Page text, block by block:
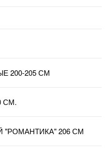
200-205 СМ
СМ.
206 СМ